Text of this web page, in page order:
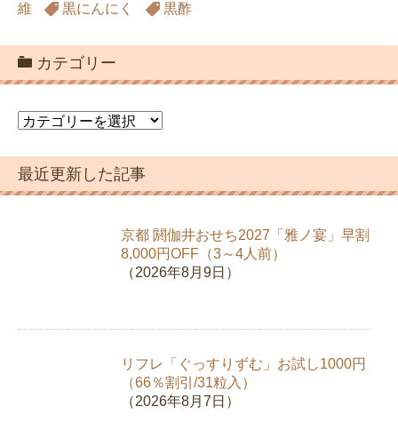
維
黒にんにく 黒酢
カテゴリー
カ
ゴ
リ
ー
最近更新した記事
京都 閼伽井おせち2027「雅ノ宴」早割
8,000円OFF（3～4人前）
（2026年8月9日）
リフレ「ぐっすりずむ」お試し1000円
（66％割引/31粒入）
（2026年8月7日）